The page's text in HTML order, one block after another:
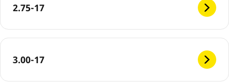
2.75-17
3.00-17